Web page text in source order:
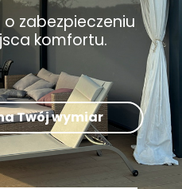
zabezpieczeniu
komfortu.
Twój wymiar